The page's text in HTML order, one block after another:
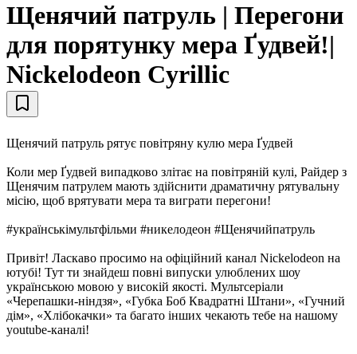
Щенячий патруль | Перегони
для порятунку мера Ґудвей!|
Nickelodeon Cyrillic
Щенячий патруль рятує повітряну кулю мера Ґудвей
Коли мер Ґудвей випадково злітає на повітряній кулі, Райдер з
Щенячим патрулем мають здійснити драматичну рятувальну
місію, щоб врятувати мера та виграти перегони!
#українськімультфільми #никелодеон #Щенячийпатруль
Привіт! Ласкаво просимо на офіційний канал Nickelodeon на
ютубі! Тут ти знайдеш повні випуски улюблених шоу
українською мовою у високій якості. Мультсеріали
«Черепашки-ніндзя», «Губка Боб Квадратні Штани», «Гучний
дім», «Хлібокачки» та багато інших чекають тебе на нашому
youtube-каналі!